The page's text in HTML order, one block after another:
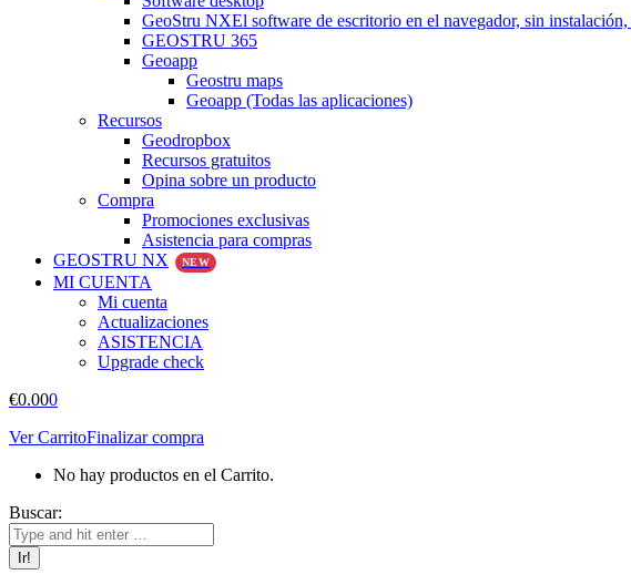
GeoStru NXEl software de escritorio en el navegador, sin
GEOSTRU 365
Geoapp
Geostru maps
Geoapp (Todas las aplicaciones)
Recursos
Geodropbox
Recursos gratuitos
Opina sobre un producto
Compra
Promociones exclusivas
Asistencia para compras
GEOSTRU NX
NEW
MI CUENTA
Mi cuenta
Actualizaciones
ASISTENCIA
Upgrade check
€0.000
Ver CarritoFinalizar compra
No hay productos en el Carrito.
Buscar: